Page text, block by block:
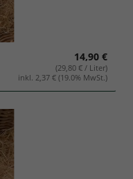
14,90 €
(29,80 € / Liter)
inkl. 2,37 € (19.0% MwSt.)